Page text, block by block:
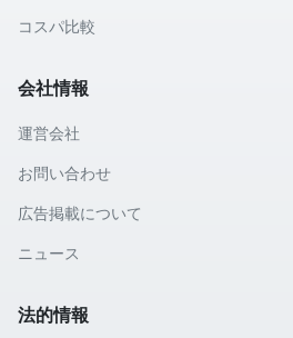
コスパ比較
会社情報
運営会社
お問い合わせ
広告掲載について
ニュース
法的情報